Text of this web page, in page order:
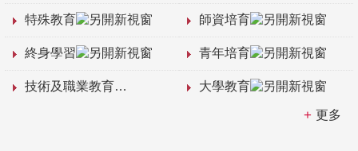
特殊教育 師資培育
終身學習 青年培育
技術及職業教育 大學教育
更多